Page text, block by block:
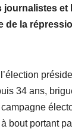
journalistes
de la
34 ans,
bout portant